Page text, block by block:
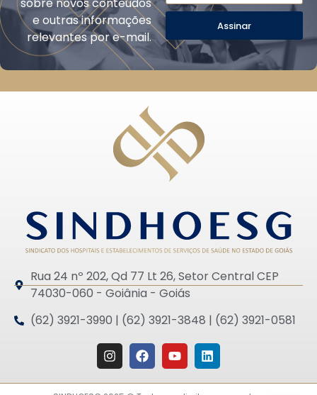
e outras informações
relevantes por e-mail.
Assinar
Rua 24 nº 202, Qd 77 Lt 26, Setor Central CEP
74030-060 - Goiânia - Goiás
(62) 3921-3990 | (62) 3921-3848 | (62) 3921-0581